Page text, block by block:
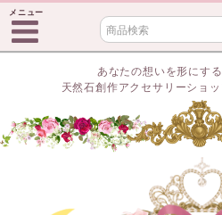
メニュー
あなたの想いを形にす
天然石創作アクセサリーショ